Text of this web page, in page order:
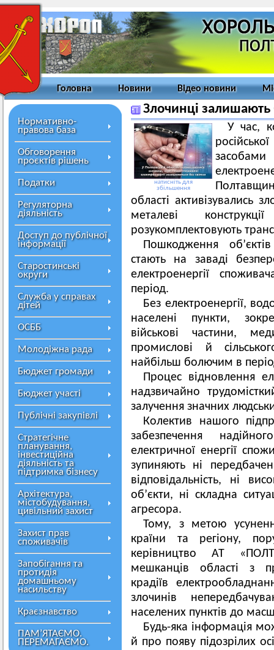
Головна Новини Відео новини
Нормативно-
правова база
Обговорення
проєктів рішень
Податки
Регуляторна
діяльність
Доступ до публічної
інформації
Старостинські
округи
Служба у справах
дітей
ОСББ
Молодіжна рада
Бюджет громади
Бюджет участі
Публічні закупівлі
Стратегічне
планування,
інвестиційна
діяльність та
підтримка бізнесу
Архітектура,
містобудування,
цивільний захист
Захист прав
споживачів
Запобігання та
протидія
домашньому
насильству
Краєзнавство
ПАМ’ЯТАЄМО.
ПЕРЕМАГАЄМО.
Злочинці залишають
натисніть для
збільшення
У час,
області активізувались
металеві
розукомплектовують
Пошкодження
стають на заваді
електроенергії
період.
Без електроенергії,
населені пункти,
військові частини,
промислові й
найбільш болючим в
Процес відновлення
надзвичайно
залучення значних
Колектив нашого
забезпечення
електричної енергії
зупиняють ні
відповідальність, ні
об’єкти, ні складна
агресора.
Тому, з метою
країни та регіону,
керівництво АТ
мешканців області з
крадіїв
злочинів
населених пунктів до
Будь-яка інформація
й про появу підозрілих